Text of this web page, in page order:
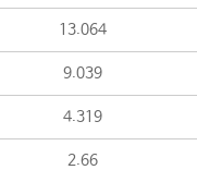
13.064
9.039
4.319
2.66